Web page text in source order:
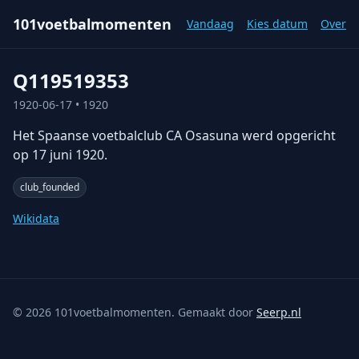
101voetbalmomenten Vandaag Kies datum Over
Q119519353
1920-06-17 • 1920
Het Spaanse voetbalclub CA Osasuna werd opgericht
op 17 juni 1920.
club_founded
Wikidata
© 2026 101voetbalmomenten. Gemaakt door Seerp.nl